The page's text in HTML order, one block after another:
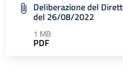
Deliberazione del
del 26/08/2022
1 MB
PDF